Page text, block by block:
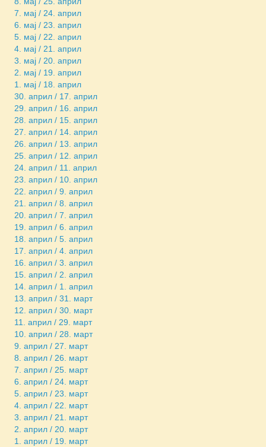
7. мај / 24. април
6. мај / 23. април
5. мај / 22. април
4. мај / 21. април
3. мај / 20. април
2. мај / 19. април
1. мај / 18. април
30. април / 17. април
29. април / 16. април
28. април / 15. април
27. април / 14. април
26. април / 13. април
25. април / 12. април
24. април / 11. април
23. април / 10. април
22. април / 9. април
21. април / 8. април
20. април / 7. април
19. април / 6. април
18. април / 5. април
17. април / 4. април
16. април / 3. април
15. април / 2. април
14. април / 1. април
13. април / 31. март
12. април / 30. март
11. април / 29. март
10. април / 28. март
9. април / 27. март
8. април / 26. март
7. април / 25. март
6. април / 24. март
5. април / 23. март
4. април / 22. март
3. април / 21. март
2. април / 20. март
1. април / 19. март